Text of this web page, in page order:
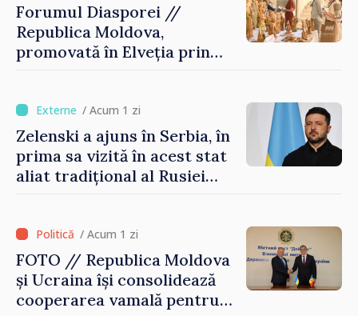
Forumul Diasporei //
Republica Moldova,
promovată în Elveția prin
/ Acum 1 zi
Zelenski a ajuns în Serbia, în
prima sa vizită în acest stat
aliat tradițional al Rusiei
/ Acum 1 zi
FOTO // Republica Moldova
și Ucraina își consolidează
cooperarea vamală pentru